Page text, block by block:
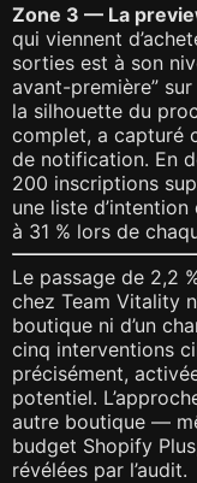
Zone 3 — La
qui viennent
sorties est à son
avant-première”
la silhouette du
complet, a capturé
de notification. En
200 inscriptions
une liste
à 31 % lors de
Le passage de 2,2
chez Team Vitality
boutique ni d’un
cinq interventions
précisément,
potentiel.
autre boutique —
budget Shopify
révélées par l’audit.